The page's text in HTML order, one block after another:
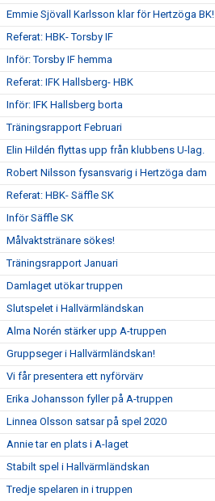
Emmie Sjövall Karlsson klar för Hertzöga BK!
Referat: HBK- Torsby IF
Inför: Torsby IF hemma
Referat: IFK Hallsberg- HBK
Inför: IFK Hallsberg borta
Träningsrapport Februari
Elin Hildén flyttas upp från klubbens U-lag.
Robert Nilsson fysansvarig i Hertzöga dam
Referat: HBK- Säffle SK
Inför Säffle SK
Målvaktstränare sökes!
Träningsrapport Januari
Damlaget utökar truppen
Slutspelet i Hallvärmländskan
Alma Norén stärker upp A-truppen
Gruppseger i Hallvärmländskan!
Vi får presentera ett nyförvärv
Erika Johansson fyller på A-truppen
Linnea Olsson satsar på spel 2020
Annie tar en plats i A-laget
Stabilt spel i Hallvärmländskan
Tredje spelaren in i truppen